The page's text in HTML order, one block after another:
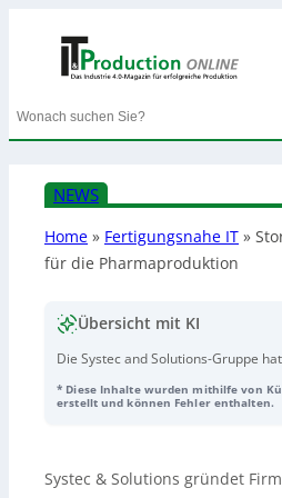
Search
NEWS
Home » Fertigungsnahe IT »
für die Pharmaproduktion
Übersicht mit KI
Die Systec and Solutions-Gruppe
Stormbit entwickelt Lösungen für
benötigt werden – als Basis auch für
* Diese Inhalte wurden mithilfe von
erstellt und können Fehler enthalten.
Systec & Solutions gründet